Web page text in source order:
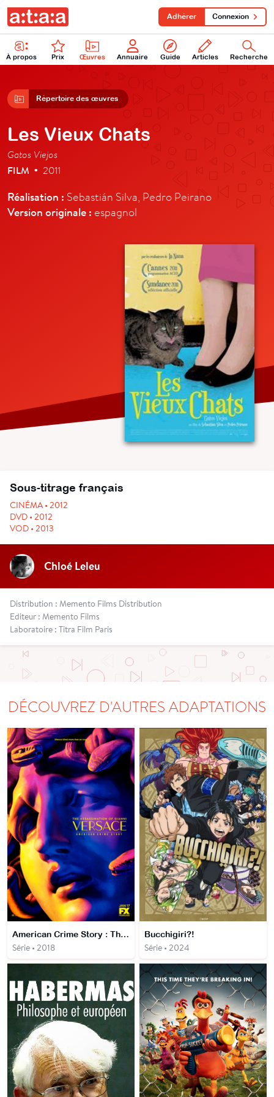
À propos Prix Œuvres Annuaire Guide Articles Recherche
Adhérer Connexion
Répertoire des œuvres
Les Vieux Chats
Gatos Viejos
FILM • 2011
Réalisation : Sebastián Silva, Pedro Peirano
Version originale : espagnol
Sous-titrage français
CINÉMA • 2012
DVD • 2012
VOD • 2013
Chloé Leleu
Distribution : Memento Films Distribution
Editeur : Memento Films
Laboratoire : Titra Film Paris
DÉCOUVREZ D'AUTRES ADAPTATIONS
American Crime Story : The Assassination of Gianni Versace
Série • 2018
Bucchigiri?!
Série • 2024